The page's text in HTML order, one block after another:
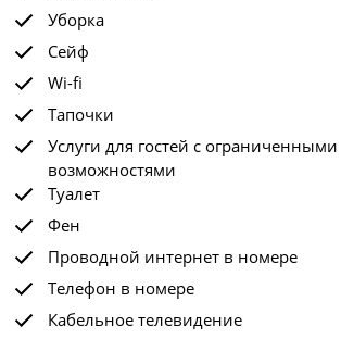
Уборка
Сейф
Wi-fi
Тапочки
Услуги для гостей с ограниченными
возможностями
Туалет
Фен
Проводной интернет в номере
Телефон в номере
Кабельное телевидение